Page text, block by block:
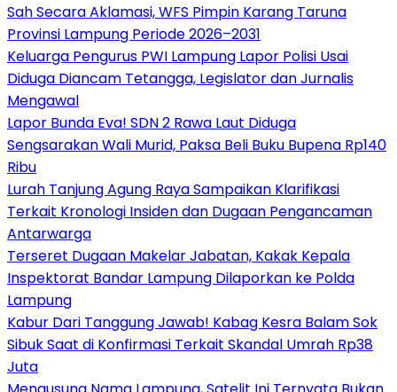
Sah Secara Aklamasi, WFS Pimpin Karang Taruna
Provinsi Lampung Periode 2026–2031
Keluarga Pengurus PWI Lampung Lapor Polisi Usai
Diduga Diancam Tetangga, Legislator dan Jurnalis
Mengawal
Lapor Bunda Eva! SDN 2 Rawa Laut Diduga
Sengsarakan Wali Murid, Paksa Beli Buku Bupena Rp140
Ribu
Lurah Tanjung Agung Raya Sampaikan Klarifikasi
Terkait Kronologi Insiden dan Dugaan Pengancaman
Antarwarga
Terseret Dugaan Makelar Jabatan, Kakak Kepala
Inspektorat Bandar Lampung Dilaporkan ke Polda
Lampung
Kabur Dari Tanggung Jawab! Kabag Kesra Balam Sok
Sibuk Saat di Konfirmasi Terkait Skandal Umrah Rp38
Juta